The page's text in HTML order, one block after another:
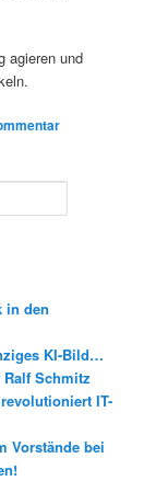
agieren und
in den
KI-Bild…
Schmitz
IT-
Vorstände bei